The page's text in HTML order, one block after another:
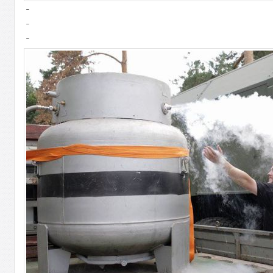
-
-
-